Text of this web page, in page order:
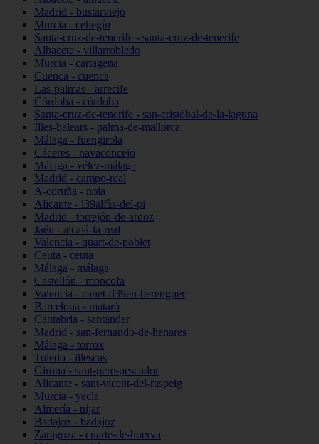
Madrid - bustarviejo
Murcia - cehegín
Santa-cruz-de-tenerife - santa-cruz-de-tenerife
Albacete - villarrobledo
Murcia - cartagena
Cuenca - cuenca
Las-palmas - arrecife
Córdoba - córdoba
Santa-cruz-de-tenerife - san-cristóbal-de-la-laguna
Illes-balears - palma-de-mallorca
Málaga - fuengirola
Cáceres - navaconcejo
Málaga - vélez-málaga
Madrid - campo-real
A-coruña - noia
Alicante - l39alfàs-del-pi
Madrid - torrejón-de-ardoz
Jaén - alcalá-la-real
Valencia - quart-de-poblet
Ceuta - ceuta
Málaga - málaga
Castellón - moncofa
Valencia - canet-d39en-berenguer
Barcelona - mataró
Cantabria - santander
Madrid - san-fernando-de-henares
Málaga - torrox
Toledo - illescas
Girona - sant-pere-pescador
Alicante - sant-vicent-del-raspeig
Murcia - yecla
Almería - níjar
Badajoz - badajoz
Zaragoza - cuarte-de-huerva